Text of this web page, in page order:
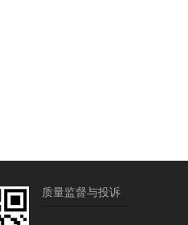
质量监督与投诉